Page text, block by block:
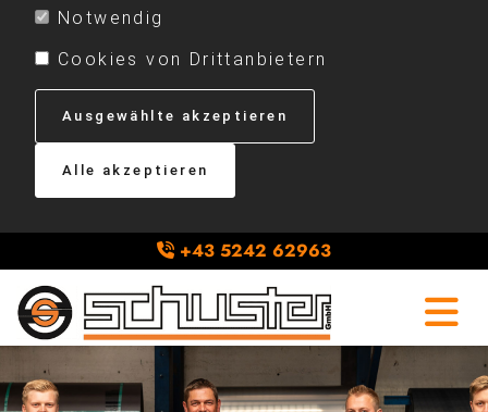
Notwendig
Cookies von Drittanbietern
Ausgewählte akzeptieren
Alle akzeptieren
 +43 5242 62963